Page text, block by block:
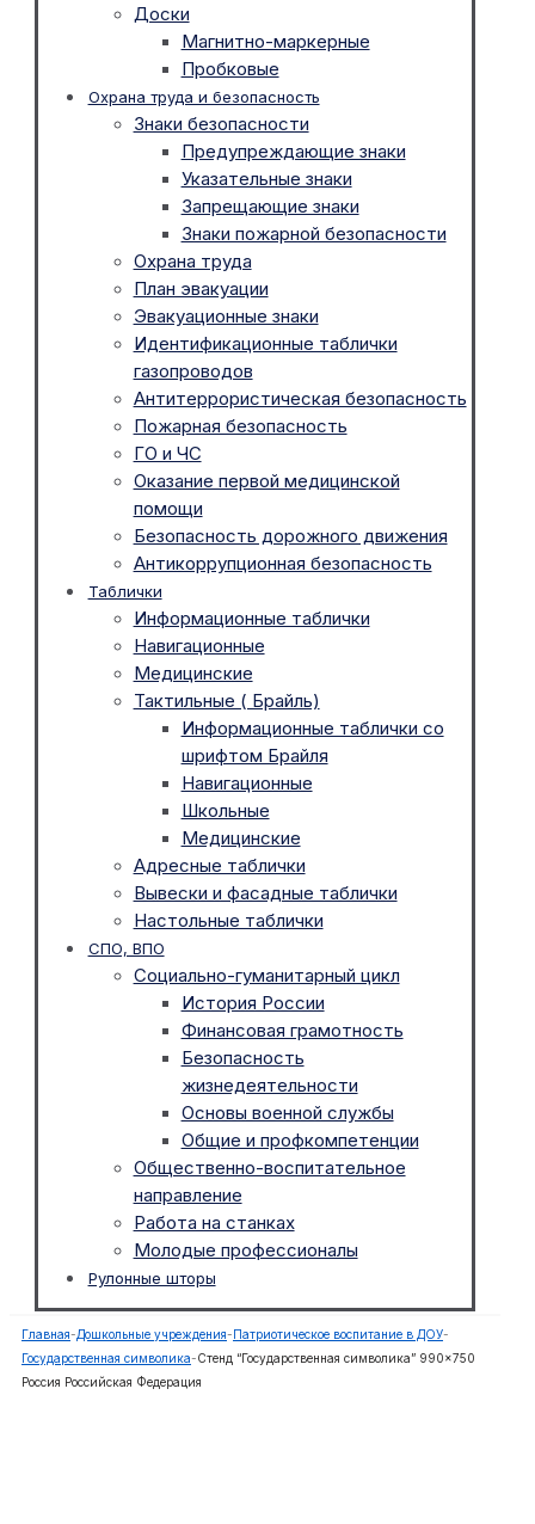
Доски
Магнитно-маркерные
Пробковые
Охрана труда и безопасность
Знаки безопасности
Предупреждающие знаки
Указательные знаки
Запрещающие знаки
Знаки пожарной безопасности
Охрана труда
План эвакуации
Эвакуационные знаки
Идентификационные таблички
газопроводов
Антитеррористическая безопасность
Пожарная безопасность
ГО и ЧС
Оказание первой медицинской
помощи
Безопасность дорожного движения
Антикоррупционная безопасность
Таблички
Информационные таблички
Навигационные
Медицинские
Тактильные ( Брайль)
Информационные таблички со
шрифтом Брайля
Навигационные
Школьные
Медицинские
Адресные таблички
Вывески и фасадные таблички
Настольные таблички
СПО, ВПО
Социально-гуманитарный цикл
История России
Финансовая грамотность
Безопасность
жизнедеятельности
Основы военной службы
Общие и профкомпетенции
Общественно-воспитательное
направление
Работа на станках
Молодые профессионалы
Рулонные шторы
Главная-Дошкольные учреждения- Патриотическое воспитание в ДОУ-
Государственная символика-Стенд “Государственная символика” 990×750
Россия Российская Федерация